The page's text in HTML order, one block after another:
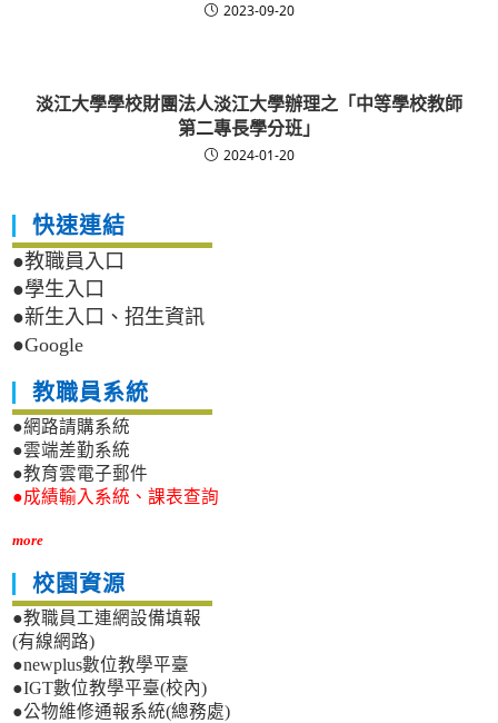
2023-09-20
淡江大學學校財團法人淡江大學辦理之「中等學校教師
第二專長學分班」
2024-01-20
快速連結
●教職員入口
●學生入口
●新生入口、招生資訊
●Google
教職員系統
●網路請購系統
●雲端差勤系統
●教育雲電子郵件
●成績輸入系統、課表查詢
more
校園資源
●教職員工連網設備填報
(有線網路)
●newplus數位教學平臺
●IGT數位教學平臺(校內)
●公物維修通報系統(總務處)